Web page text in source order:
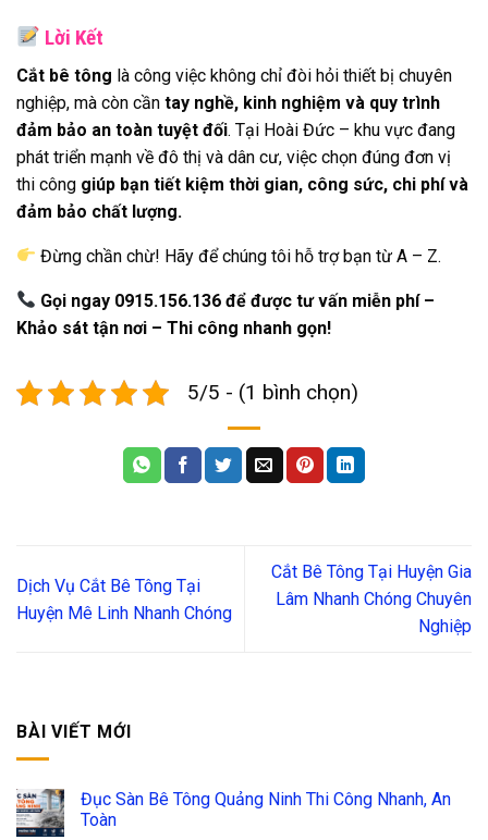
Lời Kết
Cắt bê tông là công việc không chỉ đòi hỏi thiết bị chuyên
nghiệp, mà còn cần tay nghề, kinh nghiệm và quy trình
đảm bảo an toàn tuyệt đối. Tại Hoài Đức – khu vực đang
phát triển mạnh về đô thị và dân cư, việc chọn đúng đơn vị
thi công giúp bạn tiết kiệm thời gian, công sức, chi phí và
đảm bảo chất lượng.
Đừng chần chừ! Hãy để chúng tôi hỗ trợ bạn từ A – Z.
Gọi ngay 0915.156.136 để được tư vấn miễn phí –
Khảo sát tận nơi – Thi công nhanh gọn!
5/5 - (1 bình chọn)
Dịch Vụ Cắt Bê Tông Tại
Huyện Mê Linh Nhanh Chóng
Cắt Bê Tông Tại Huyện Gia
Lâm Nhanh Chóng Chuyên
Nghiệp
BÀI VIẾT MỚI
Đục Sàn Bê Tông Quảng Ninh Thi Công Nhanh, An
Toàn